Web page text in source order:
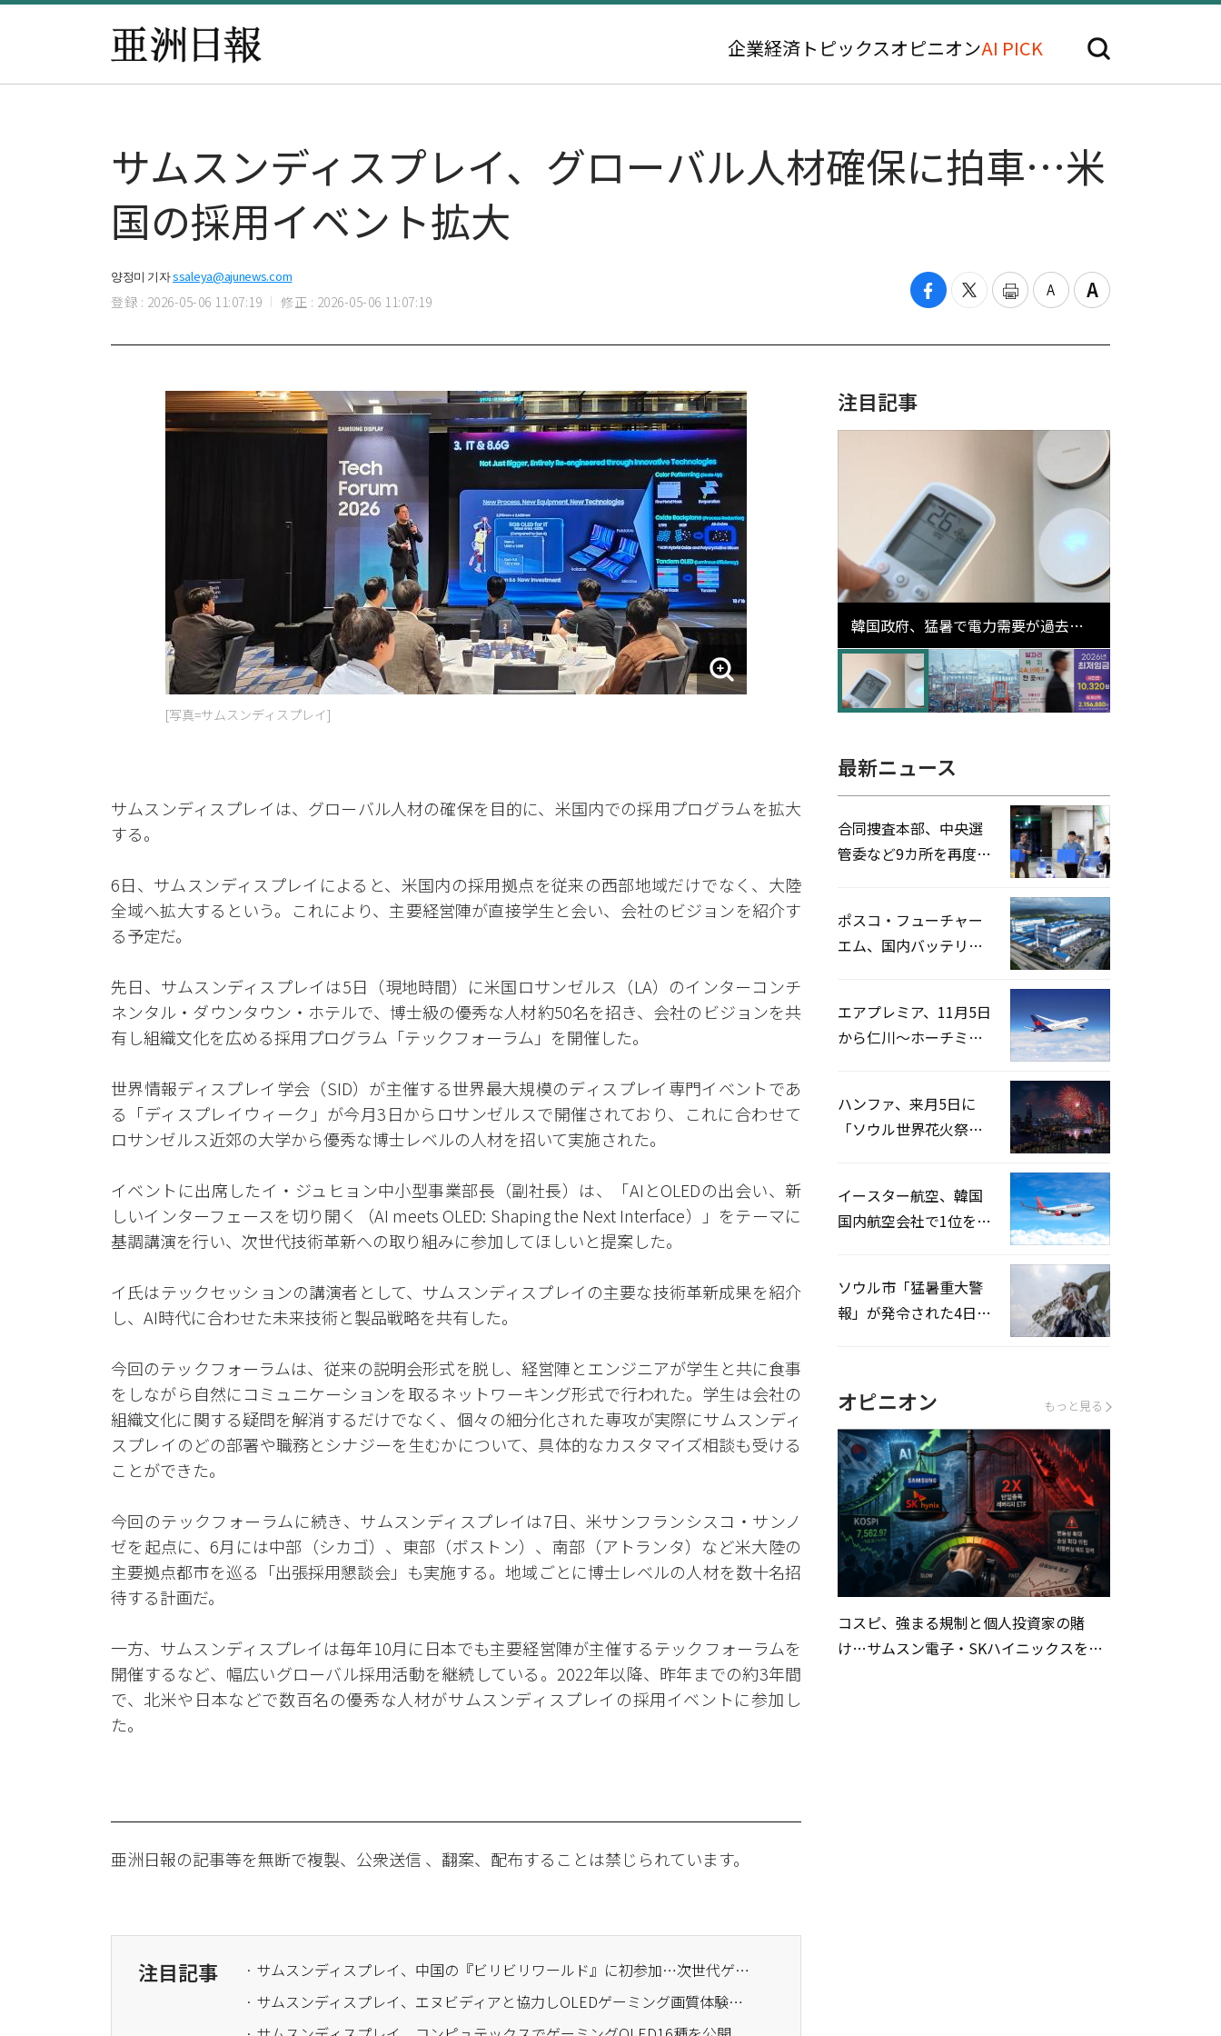
企業経済 トピックスオピニオンAI PICK
サムスンディスプレイ、グローバル人材確保に拍車…米
国の採用イベント拡大
양정미 기자ssaleya@ajunews.com
登録 : 2026-05-06 11:07:19 修正 : 2026-05-06 11:07:19
[写真=サムスンディスプレイ]
サムスンディスプレイは、グローバル人材の確保を目的に、米国内での採用プログラムを拡大
する。
6日、サムスンディスプレイによると、米国内の採用拠点を従来の西部地域だけでなく、大陸
全域へ拡大するという。これにより、主要経営陣が直接学生と会い、会社のビジョンを紹介す
る予定だ。
先日、サムスンディスプレイは5日（現地時間）に米国ロサンゼルス（LA）のインターコンチ
ネンタル・ダウンタウン・ホテルで、博士級の優秀な人材約50名を招き、会社のビジョンを共
有し組織文化を広める採用プログラム「テックフォーラム」を開催した。
世界情報ディスプレイ学会（SID）が主催する世界最大規模のディスプレイ専門イベントであ
る「ディスプレイウィーク」が今月3日からロサンゼルスで開催されており、これに合わせて
ロサンゼルス近郊の大学から優秀な博士レベルの人材を招いて実施された。
イベントに出席したイ・ジュヒョン中小型事業部長（副社長）は、「AIとOLEDの出会い、新
しいインターフェースを切り開く（AI meets OLED: Shaping the Next Interface）」をテーマに
基調講演を行い、次世代技術革新への取り組みに参加してほしいと提案した。
イ氏はテックセッションの講演者として、サムスンディスプレイの主要な技術革新成果を紹介
し、AI時代に合わせた未来技術と製品戦略を共有した。
今回のテックフォーラムは、従来の説明会形式を脱し、経営陣とエンジニアが学生と共に食事
をしながら自然にコミュニケーションを取るネットワーキング形式で行われた。学生は会社の
組織文化に関する疑問を解消するだけでなく、個々の細分化された専攻が実際にサムスンディ
スプレイのどの部署や職務とシナジーを生むかについて、具体的なカスタマイズ相談も受ける
ことができた。
今回のテックフォーラムに続き、サムスンディスプレイは7日、米サンフランシスコ・サンノ
ゼを起点に、6月には中部（シカゴ）、東部（ボストン）、南部（アトランタ）など米大陸の
主要拠点都市を巡る「出張採用懇談会」も実施する。地域ごとに博士レベルの人材を数十名招
待する計画だ。
一方、サムスンディスプレイは毎年10月に日本でも主要経営陣が主催するテックフォーラムを
開催するなど、幅広いグローバル採用活動を継続している。2022年以降、昨年までの約3年間
で、北米や日本などで数百名の優秀な人材がサムスンディスプレイの採用イベントに参加し
た。
亜洲日報の記事等を無断で複製、公衆送信 、翻案、配布することは禁じられています。
注目記事
· サムスンディスプレイ、中国の『ビリビリワールド』に初参加…次世代ゲーミング技術を公開
· サムスンディスプレイ、エヌビディアと協力しOLEDゲーミング画質体験ゾーンを運営
注目記事
韓国政府、猛暑で電力需要が過去最
高更新の可能性に需給対応体制を点
検
最新ニュース
合同捜査本部、中央選
管委など9カ所を再度家
ポスコ・フューチャー
エム、国内バッテリー
エアプレミア、11月5日
から仁川〜ホーチミン
ハンファ、来月5日に
「ソウル世界花火祭り
イースター航空、韓国
国内航空会社で1位を記
ソウル市「猛暑重大警
報」が発令された4日、
オピニオン もっと見る
コスピ、強まる規制と個人投資家の賭
け…サムスン電子・SKハイニックスを巡